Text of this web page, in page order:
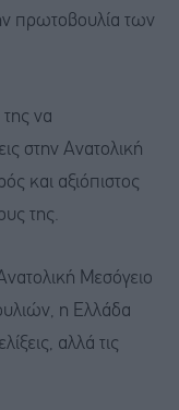
πρωτοβουλία των
να
στην Ανατολική
και αξιόπιστος
της.
Μεσόγειο
η Ελλάδα
αλλά τις